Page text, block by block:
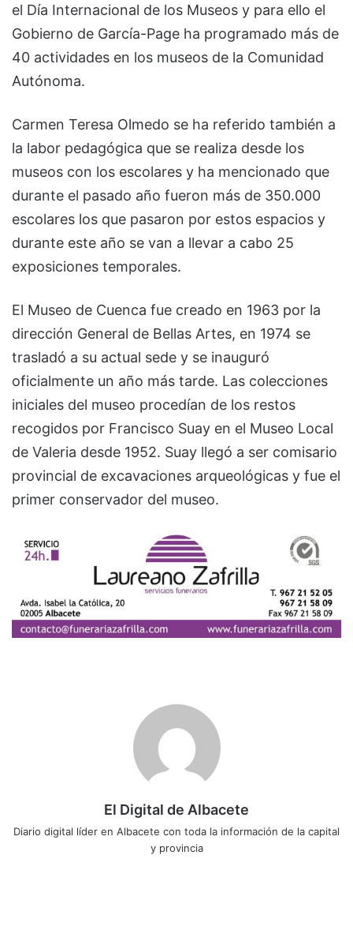
el Día Internacional de los Museos y para ello el
Gobierno de García-Page ha programado más de
40 actividades en los museos de la Comunidad
Autónoma.
Carmen Teresa Olmedo se ha referido también a
la labor pedagógica que se realiza desde los
museos con los escolares y ha mencionado que
durante el pasado año fueron más de 350.000
escolares los que pasaron por estos espacios y
durante este año se van a llevar a cabo 25
exposiciones temporales.
El Museo de Cuenca fue creado en 1963 por la
dirección General de Bellas Artes, en 1974 se
trasladó a su actual sede y se inauguró
oficialmente un año más tarde. Las colecciones
iniciales del museo procedían de los restos
recogidos por Francisco Suay en el Museo Local
de Valeria desde 1952. Suay llegó a ser comisario
provincial de excavaciones arqueológicas y fue el
primer conservador del museo.
El Digital de Albacete
Diario digital líder en Albacete con toda la información de la capital
y provincia